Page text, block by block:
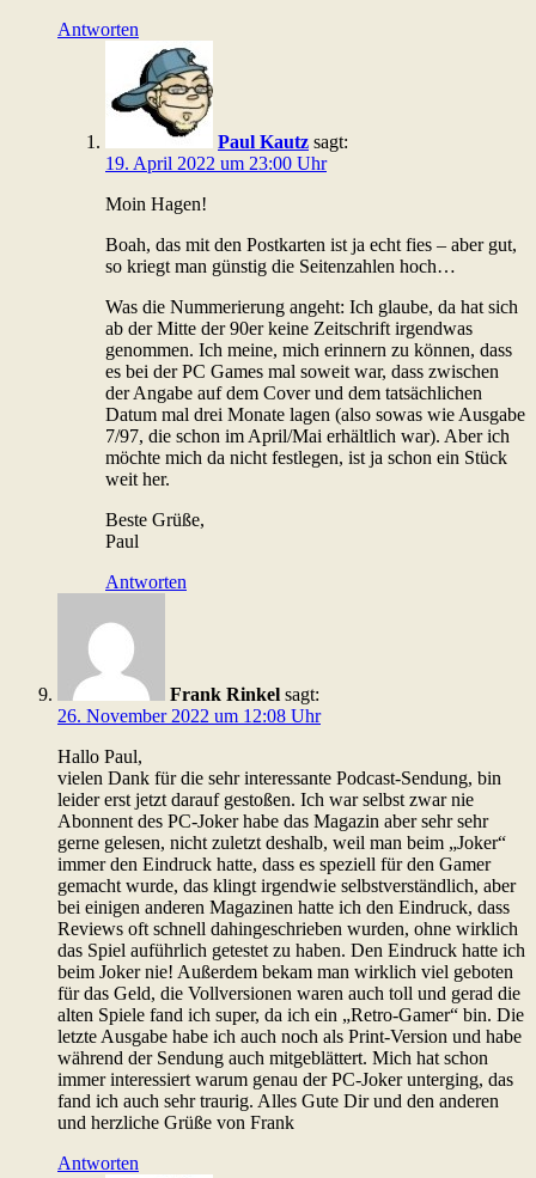
Antworten
Paul Kautz sagt:
19. April 2022 um 23:00 Uhr
Moin Hagen!
Boah, das mit den Postkarten ist ja echt fies – aber gut,
so kriegt man günstig die Seitenzahlen hoch…
Was die Nummerierung angeht: Ich glaube, da hat sich
ab der Mitte der 90er keine Zeitschrift irgendwas
genommen. Ich meine, mich erinnern zu können, dass
es bei der PC Games mal soweit war, dass zwischen
der Angabe auf dem Cover und dem tatsächlichen
Datum mal drei Monate lagen (also sowas wie Ausgabe
7/97, die schon im April/Mai erhältlich war). Aber ich
möchte mich da nicht festlegen, ist ja schon ein Stück
weit her.
Beste Grüße,
Paul
Antworten
Frank Rinkel sagt:
26. November 2022 um 12:08 Uhr
Hallo Paul,
vielen Dank für die sehr interessante Podcast-Sendung, bin
leider erst jetzt darauf gestoßen. Ich war selbst zwar nie
Abonnent des PC-Joker habe das Magazin aber sehr sehr
gerne gelesen, nicht zuletzt deshalb, weil man beim „Joker“
immer den Eindruck hatte, dass es speziell für den Gamer
gemacht wurde, das klingt irgendwie selbstverständlich, aber
bei einigen anderen Magazinen hatte ich den Eindruck, dass
Reviews oft schnell dahingeschrieben wurden, ohne wirklich
das Spiel auführlich getestet zu haben. Den Eindruck hatte ich
beim Joker nie! Außerdem bekam man wirklich viel geboten
für das Geld, die Vollversionen waren auch toll und gerad die
alten Spiele fand ich super, da ich ein „Retro-Gamer“ bin. Die
letzte Ausgabe habe ich auch noch als Print-Version und habe
während der Sendung auch mitgeblättert. Mich hat schon
immer interessiert warum genau der PC-Joker unterging, das
fand ich auch sehr traurig. Alles Gute Dir und den anderen
und herzliche Grüße von Frank
Antworten